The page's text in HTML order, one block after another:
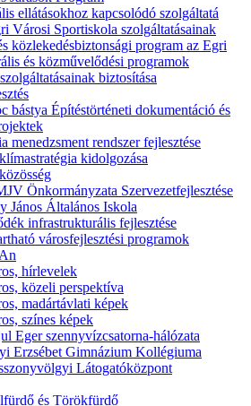
ellátásokhoz kapcsolódó szolgáltatá
Városi Sportiskola szolgáltatásainak
közlekedésbiztonsági program az Egri
és közművelődési programok
biztosítása
bástya Építéstörténeti dokumentáció és
menedzsment rendszer fejlesztése
kidolgozása
Önkormányzata Szervezetfejlesztése
János Általános Iskola
infrastrukturális fejlesztése
városfejlesztési programok
hírlevelek
közeli perspektíva
madártávlati képek
színes képek
Eger szennyvízcsatorna-hálózata
Erzsébet Gimnázium Kollégiuma
Látogatóközpont
és Törökfürdő